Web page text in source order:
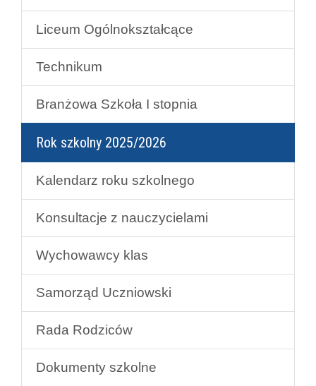
Liceum Ogólnokształcące
Technikum
Branżowa Szkoła I stopnia
Rok szkolny 2025/2026
Kalendarz roku szkolnego
Konsultacje z nauczycielami
Wychowawcy klas
Samorząd Uczniowski
Rada Rodziców
Dokumenty szkolne